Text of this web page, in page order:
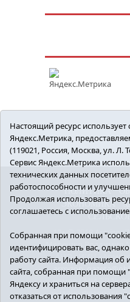
ПОЛИТИКА
ЭКОНОМИКА
12+ © 2018
Мелешко Владимир
АНО «ИИЦ
номер СМИ ЭЛ №
выдано
Настоящий ресурс использует
Яндекс.Метрика,
(119021, Россия, Москва, ул. Л.
Сервис Яндекс.Метрика
технических данных
работоспособности и
Продолжая использовать
соглашаетесь с
Собранная при помощи
идентифицировать вас,
работу сайта. Информация об
сайта, собранная при помощи
Яндексу и храниться на
отказаться от использования